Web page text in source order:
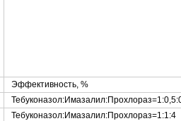
Эффективность, %
Тебуконазол:Имазалил:Прохлораз=1:1:4